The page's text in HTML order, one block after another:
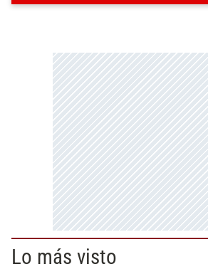
Lo más visto